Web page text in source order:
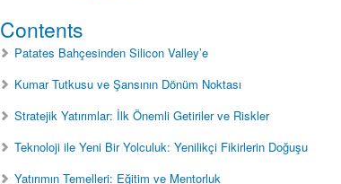
Contents
Patates Bahçesinden Silicon Valley’e
Kumar Tutkusu ve Şansının Dönüm Noktası
Stratejik Yatırımlar: İlk Önemli Getiriler ve Riskler
Teknoloji ile Yeni Bir Yolculuk: Yenilikçi Fikirlerin Doğuşu
Yatırımın Temelleri: Eğitim ve Mentorluk